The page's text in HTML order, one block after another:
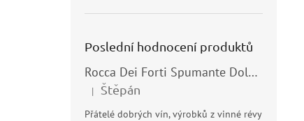
Poslední hodnocení produktů
Rocca Dei Forti Spumante Dolce 11,5% 0,75l
Hodnocení produktu je 5 z 5 hvězdiček.
| Štěpán
Přátelé dobrých vín, výrobků z vinné révy